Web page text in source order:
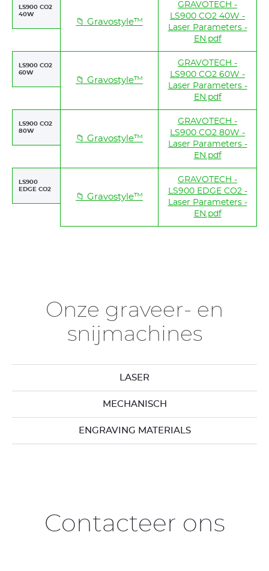
LS900 CO2
40W
📁 Gravostyle™
GRAVOTECH -
LS900 CO2 40W -
Laser Parameters -
EN.pdf
LS900 CO2
60W
📁 Gravostyle™
GRAVOTECH -
LS900 CO2 60W -
Laser Parameters -
EN.pdf
LS900 CO2
80W
📁 Gravostyle™
GRAVOTECH -
LS900 CO2 80W -
Laser Parameters -
EN.pdf
LS900
EDGE CO2
📁 Gravostyle™
GRAVOTECH -
LS900 EDGE CO2 -
Laser Parameters -
EN.pdf
Onze graveer- en
snijmachines
LASER
MECHANISCH
ENGRAVING MATERIALS
Contacteer ons